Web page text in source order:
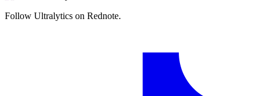
Follow Ultralytics on Rednote.